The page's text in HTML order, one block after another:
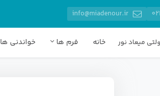
خانه فرم ها خواندنی ها